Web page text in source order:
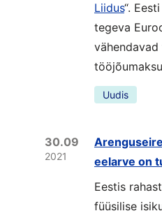
Liidus“.
tegeva
Uudis
30.09
2021
eelarve on
Eestis
füüsilise